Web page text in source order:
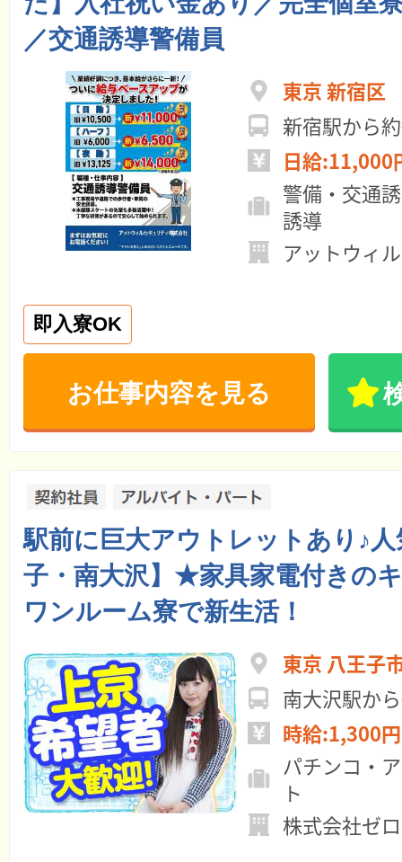
／交通誘導警備員
東京 新宿区
新宿駅から
日給:11,000
警備・交通
誘導
アットウィ
即入寮OK
お仕事内容を見る
駅前に巨大アウトレットあり♪
子・南大沢】★家具家電付きの
ワンルーム寮で新生活！
東京 八王子
南大沢駅か
時給:1,300
パチンコ・
ト
株式会社ゼ